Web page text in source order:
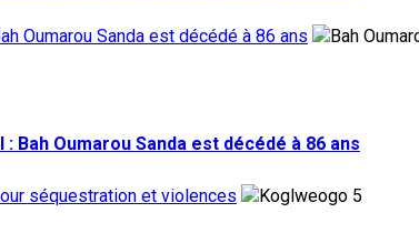
Oumarou Sanda est décédé à 86 ans
Bah Oumarou Sanda est décédé à 86 ans
séquestration et violences
5